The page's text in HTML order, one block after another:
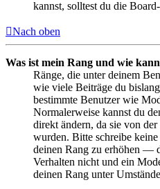
kannst, solltest du die
Nach oben
Was ist mein Rang und wie
Ränge, die unter deinem
wie viele Beiträge du
bestimmte Benutzer wie
Normalerweise kannst du
direkt ändern, da sie von
wurden. Bitte schreibe
deinen Rang zu erhöhen —
Verhalten nicht und ein
deinen Rang unter